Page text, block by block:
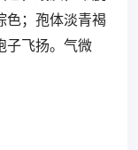
色；孢体淡青褐
子飞扬。气微